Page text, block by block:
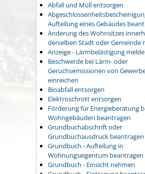
Abfall und Müll entsorgen
Aufteilung eines Gebäudes
Änderung des Wohnsitzes
derselben Stadt oder Gemeinde
Anzeige - Lärmbelästigung
Beschwerde bei Lärm- oder
Geruchsemissionen von
einreichen
Bioabfall entsorgen
Elektroschrott entsorgen
Förderung für Energieberatung
Wohngebäuden beantragen
Grundbuchabschrift oder
Grundbuchausdruck beantragen
Grundbuch - Aufteilung in
Wohnungseigentum beantragen
Grundbuch - Einsicht nehmen